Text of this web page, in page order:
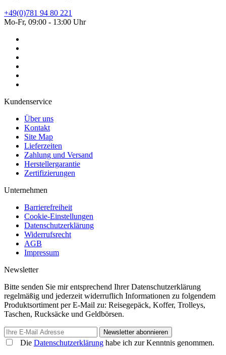
+49(0)781 94 80 221
Mo-Fr, 09:00 - 13:00 Uhr
Kundenservice
Über uns
Kontakt
Site Map
Lieferzeiten
Zahlung und Versand
Herstellergarantie
Zertifizierungen
Unternehmen
Barrierefreiheit
Cookie-Einstellungen
Datenschutzerklärung
Widerrufsrecht
AGB
Impressum
Newsletter
Bitte senden Sie mir entsprechend Ihrer Datenschutzerklärung
regelmäßig und jederzeit widerruflich Informationen zu folgendem
Produktsortiment per E-Mail zu: Reisegepäck, Koffer, Trolleys,
Taschen, Rucksäcke und Geldbörsen.
Newsletter abonnieren
Die Datenschutzerklärung habe ich zur Kenntnis genommen.